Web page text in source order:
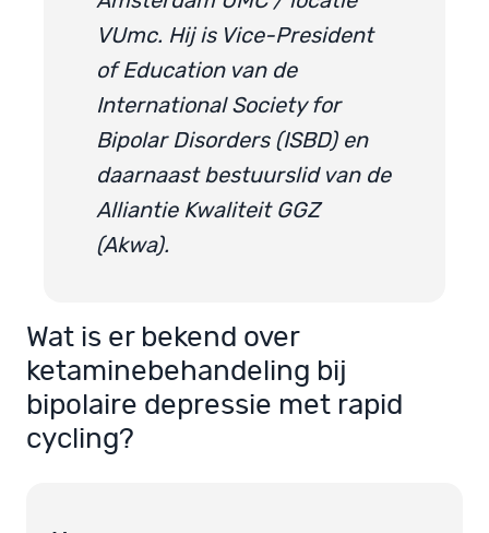
VUmc. Hij is Vice-President
of Education van de
International Society for
Bipolar Disorders (ISBD) en
daarnaast bestuurslid van de
Alliantie Kwaliteit GGZ
(Akwa).
Wat is er bekend over
ketaminebehandeling bij
bipolaire depressie met rapid
cycling?